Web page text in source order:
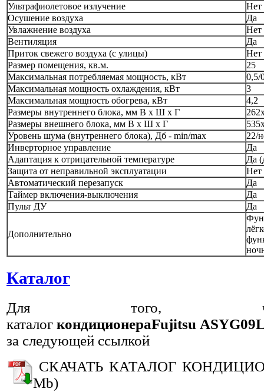
Ультрафиолетовое излучение
Нет
Осушение воздуха
Да
Увлажнение воздуха
Нет
Вентиляция
Да
Приток свежего воздуха (с улицы)
Нет
Размер помещения, кв.м.
25
Максимальная потребляемая мощность, кВт
0,5/
Максимальная мощность охлаждения, кВт
3
Максимальная мощность обогрева, кВт
4,2
Размеры внутреннего блока, мм В х Ш х Г
Размеры внешнего блока, мм В х Ш х Г
Уровень шума (внутреннего блока), Дб - min/max
22/
Инверторное управление
Да
Адаптация к отрицательной температуре
Да
Защита от неправильной эксплуатации
Нет
Автоматический перезапуск
Да
Таймер включения-выключения
Да
Пульт ДУ
Да
Дополнительно
Каталог
Для того,
каталог кондиционераFujitsu
за следующей ссылкой
СКАЧАТЬ КАТАЛОГ
Mb)